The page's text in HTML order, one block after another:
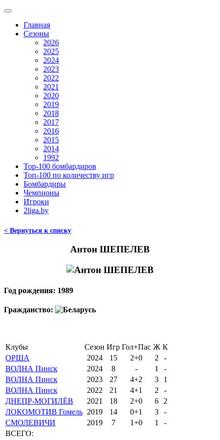
Главная
Сезоны
2026
2025
2024
2023
2022
2021
2020
2019
2018
2017
2016
2015
2014
1992
Top-100 бомбардиров
Топ-100 по количеству игр
Бомбардиры
Чемпионы
Игроки
2liga.by
< Вернуться к списку
Антон ШЕПЕЛЕВ
Год рождения: 1989
Гражданство:
Клубы Сезон Игр Гол+Пас Ж К
ОРША
2024 15 2+0 2
-
ВОЛНА Пинск
2024 8 - 1
-
ВОЛНА Пинск
2023 27 4+2 3
1
ВОЛНА Пинск
2022 21 4+1 2
-
ДНЕПР-МОГИЛЁВ
2021 18 2+0 6
2
ЛОКОМОТИВ Гомель 2019 14 0+1 3
-
СМОЛЕВИЧИ
2019 7 1+0 1
-
ВСЕГО: